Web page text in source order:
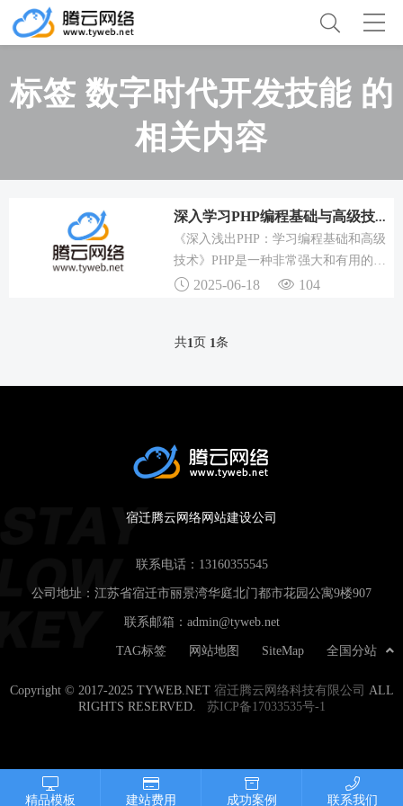
标签 数字时代开发技能 的
相关内容
深入学习PHP编程基础与高级技术，掌握数字时代开发技能
《深入浅出PHP：学习编程基础和高级
技术》PHP是一种非常强大和有用的编
程语言，它不仅可以帮助我们快速搭建
基础知识和核心技术，我们就能成为一
2025-06-18 104
共1 页 1 条
宿迁腾云网络网站建设公司
联系电话： 13160355545
公司地址：江苏省宿迁市丽景湾华庭北门都市花园公寓9楼907
联系邮箱： admin@tyweb.net
全国分站
SiteMap
网站地图
TAG标签
Copyright © 2017-2025 TYWEB.NET 宿迁腾云网络科技有限公司
ALL
RIGHTS RESERVED. 苏ICP备17033535号-1
精品模板 建站费用 成功案例 联系我们